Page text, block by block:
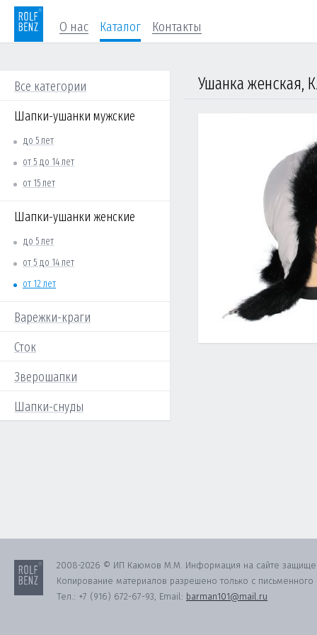
О нас Каталог Контакты
Все категории
Шапки-ушанки мужские
до 5 лет
от 5 до 14 лет
от 15 лет
Шапки-ушанки женские
до 5 лет
от 5 до 14 лет
от 12 лет
Варежки-краги
Сток
Зверошапки
Шапки-снуды
Ушанка женская,
2008-2026 © ИП Каюмов М.М. Информация на сайте
Копирование материалов разрешено только с письменного
Тел.: +7 (916) 672-67-93, Email: barman101@mail.ru